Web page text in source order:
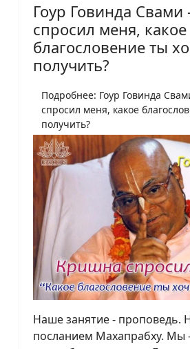
Гоур Говинда
спросил меня, какое
благословение ты
получить?
Подробнее: Гоур Говинда
спросил меня, какое
получить?
Наше занятие - проповедь.
посланием Махапрабху. Мы